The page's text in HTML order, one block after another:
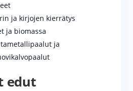
ja kirjojen kierrätys
ja biomassa
ja
edut